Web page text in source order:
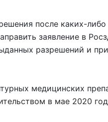
после каких-
заявление в
разрешений и
медицинских
в мае 2020